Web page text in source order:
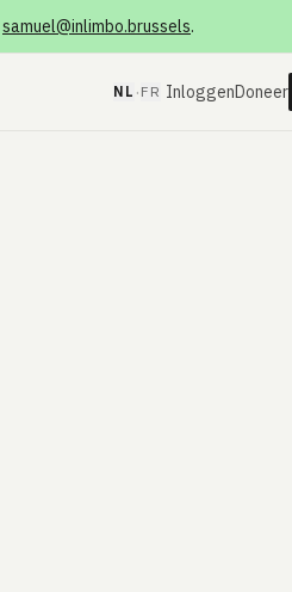
samuel@inlimbo.brussels.
NL · FR InloggenDoneer